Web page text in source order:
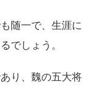
随一で、生涯に
でしょう。
り、魏の五大将